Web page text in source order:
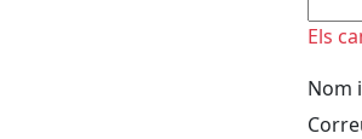
Els
Nom